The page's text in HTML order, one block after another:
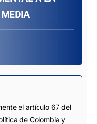
el artículo 67 del
de Colombia y